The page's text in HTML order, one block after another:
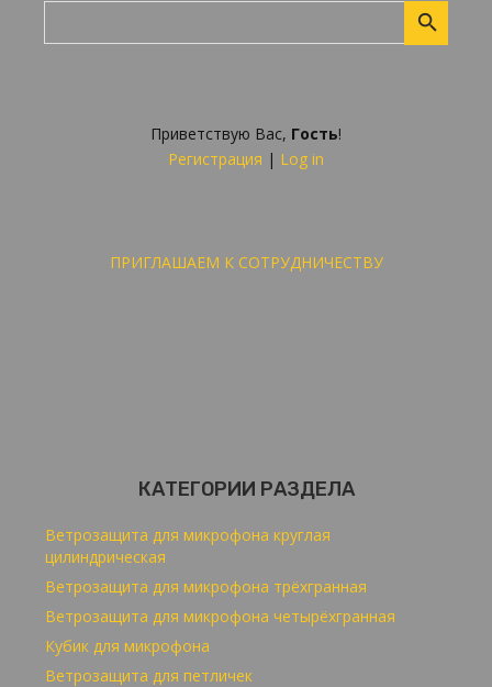
Приветствую Вас, Гость!
Регистрация | Log in
ПРИГЛАШАЕМ К СОТРУДНИЧЕСТВУ
КАТЕГОРИИ РАЗДЕЛА
Ветрозащита для микрофона круглая
цилиндрическая
Ветрозащита для микрофона трёхгранная
Ветрозащита для микрофона четырёхгранная
Кубик для микрофона
Ветрозащита для петличек